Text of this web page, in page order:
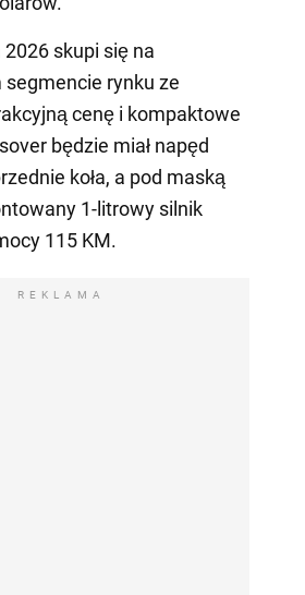
2026 skupi się na
rynku ze
cenę i kompaktowe
będzie miał napęd
koła, a pod maską
1-litrowy silnik
115 KM.
REKLAMA